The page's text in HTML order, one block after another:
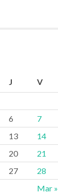
J V
Mar »
6 7
13 14
20 21
27 28